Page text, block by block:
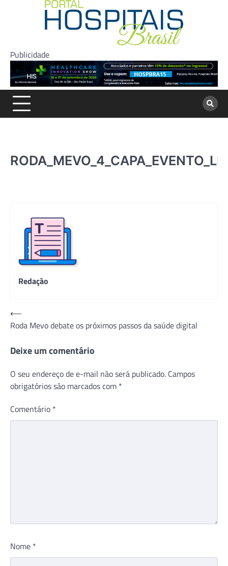
Publicidade
Redação
Navegação
de
Post
⟵
Roda Mevo debate os próximos passos da saúde digital
Deixe um comentário
O seu endereço de e-mail não será publicado. Campos
obrigatórios são marcados com *
Comentário *
Nome *